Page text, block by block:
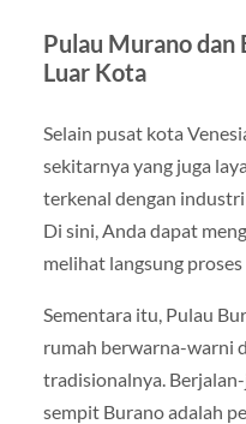
Pulau Murano dan
Luar Kota
Selain pusat kota
sekitarnya yang juga
terkenal dengan
Di sini, Anda dapat
melihat langsung
Sementara itu, Pulau
rumah berwarna-warni
tradisionalnya.
sempit Burano adalah